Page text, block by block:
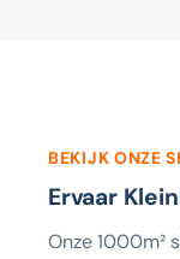
BEKIJK ONZE
Ervaar
Onze 1000m²